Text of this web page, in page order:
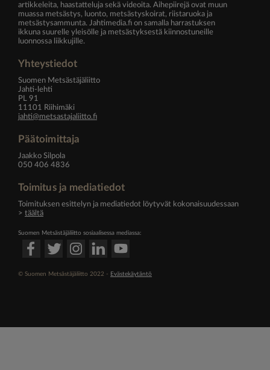
artikkeleita, haastatteluja sekä videoita. Aihepiirejä ovat muun
muassa metsästys, luonto, metsästyskoirat, riistaruoka ja
metsästysammunta. Jahtimedia.fi on samalla harrastuksen
ikkuna suurelle yleisölle ja metsästyksestä kiinnostuneille
luonnossa liikkujille.
Yhteystiedot
Suomen Metsästäjäliitto
Jahti-lehti
PL 91
11101 Riihimäki
jahti@metsastajaliitto.fi
Päätoimittaja
Jaakko Silpola
050 406 4836
Toimitus ja mediatiedot
Toimituksen esittelyn ja mediatiedot löytyvät kokonaisuudessaan
> täältä
Suomen Metsästäjäliitto sosiaalisessa mediassa:
© Suomen Metsästäjäliitto 2022 - Evästekäytäntö